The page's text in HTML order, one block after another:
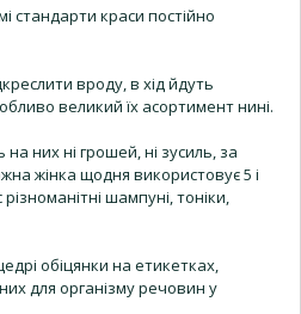
стандарти краси постійно
вроду, в хід йдуть
великий їх асортимент нині.
них ні грошей, ні зусиль, за
жінка щодня використовує 5 і
шампуні, тоніки,
обіцянки на етикетках,
для організму речовин у